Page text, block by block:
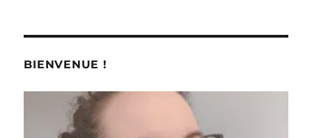
BIENVENUE !